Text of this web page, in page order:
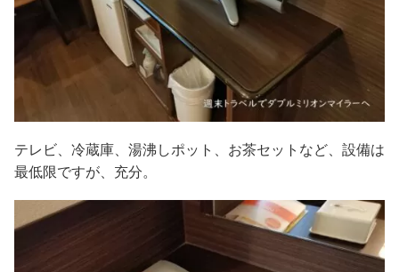
テレビ、冷蔵庫、湯沸しポット、お茶セットなど、設備は
最低限ですが、充分。